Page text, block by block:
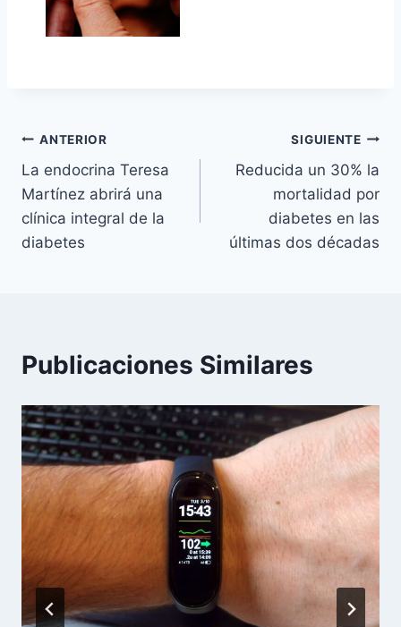
Navegación
de
entradas
ANTERIOR
La endocrina Teresa
Martínez abrirá una
clínica integral de la
diabetes
SIGUIENTE
Reducida un 30% la
mortalidad por
diabetes en las
últimas dos décadas
Publicaciones Similares